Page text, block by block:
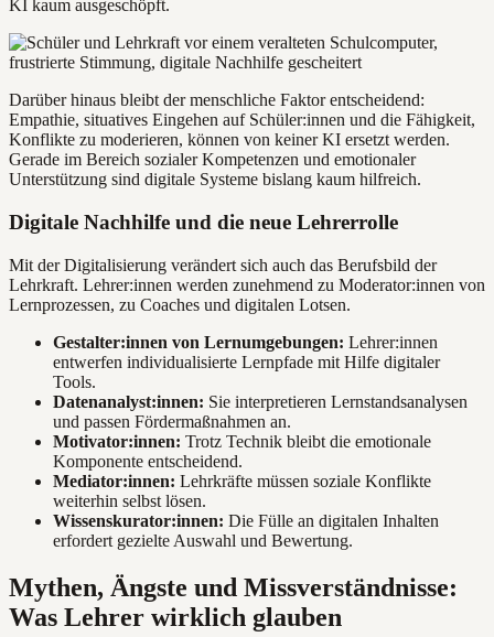
KI kaum ausgeschöpft.
Darüber hinaus bleibt der menschliche Faktor entscheidend:
Empathie, situatives Eingehen auf Schüler:innen und die Fähigkeit,
Konflikte zu moderieren, können von keiner KI ersetzt werden.
Gerade im Bereich sozialer Kompetenzen und emotionaler
Unterstützung sind digitale Systeme bislang kaum hilfreich.
Digitale Nachhilfe und die neue Lehrerrolle
Mit der Digitalisierung verändert sich auch das Berufsbild der
Lehrkraft. Lehrer:innen werden zunehmend zu Moderator:innen von
Lernprozessen, zu Coaches und digitalen Lotsen.
Gestalter:innen von Lernumgebungen: Lehrer:innen
entwerfen individualisierte Lernpfade mit Hilfe digitaler
Tools.
Datenanalyst:innen: Sie interpretieren Lernstandsanalysen
und passen Fördermaßnahmen an.
Motivator:innen: Trotz Technik bleibt die emotionale
Komponente entscheidend.
Mediator:innen: Lehrkräfte müssen soziale Konflikte
weiterhin selbst lösen.
Wissenskurator:innen: Die Fülle an digitalen Inhalten
erfordert gezielte Auswahl und Bewertung.
Mythen, Ängste und Missverständnisse:
Was Lehrer wirklich glauben